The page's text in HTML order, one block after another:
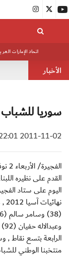
اتحاد الإمارات
الأخبار
سوريا
2011-11-02 22:01
القدم على نظيره
اليوم على ستاد
الرابعة بتسع نقاط ,
منتخبنا الوطني